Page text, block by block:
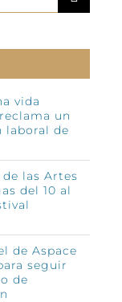
vida
un
laboral de
las Artes
del 10 al
de Aspace
seguir
de